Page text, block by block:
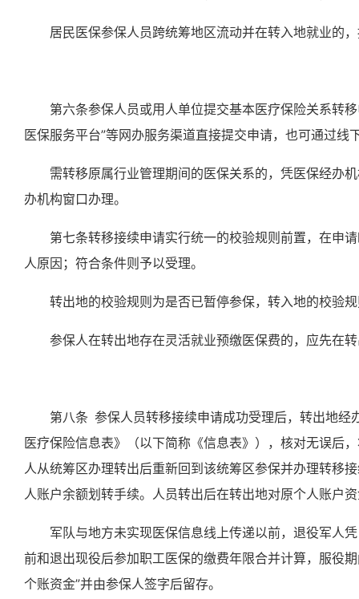
居民医保参保人员跨统筹地区流动并在转入地就业的
第六条参保人员或用人单位提交基本医疗保险关系转
医保服务平台”等网办服务渠道直接提交申请，也可通过线
需转移原属行业管理期间的医保关系的，凭医保经办
办机构窗口办理。
第七条转移接续申请实行统一的校验规则前置，在申
人原因；符合条件则予以受理。
转出地的校验规则为是否已暂停参保，转入地的校验
参保人在转出地存在灵活就业预缴医保费的，应先在
第八条 参保人员转移接续申请成功受理后，转出地经
医疗保险信息表》（以下简称《信息表》），核对无误后
人从统筹区办理转出后重新回到该统筹区参保并办理转移
人账户余额划转手续。 人员转出后在转出地对原个人账户
军队与地方未实现医保信息线上传递以前， 退役军人
前和退出现役后参加职工医保的缴费年限合并计算，服役
个账资金”并由参保人签字后留存。